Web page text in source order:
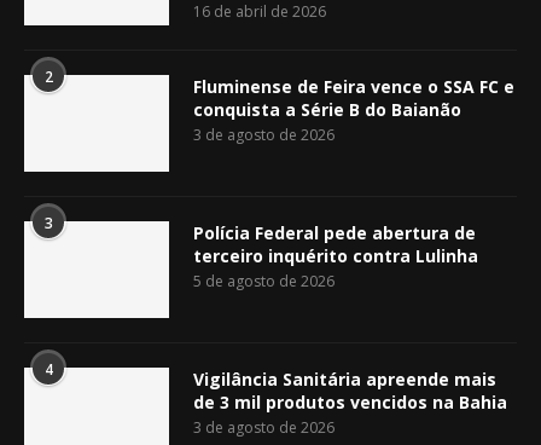
16 de abril de 2026
2
Fluminense de Feira vence o SSA FC e
conquista a Série B do Baianão
3 de agosto de 2026
3
Polícia Federal pede abertura de
terceiro inquérito contra Lulinha
5 de agosto de 2026
4
Vigilância Sanitária apreende mais
de 3 mil produtos vencidos na Bahia
3 de agosto de 2026